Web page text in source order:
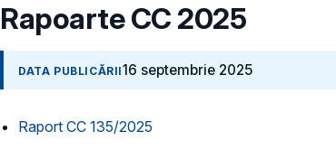
Rapoarte CC 2025
DATA PUBLICĂRII16 septembrie 2025
Raport CC 135/2025